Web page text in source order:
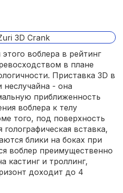
воблера в рейтинг
в плане
Приставка 3D в
неслучайна - она
приближенность
воблера к телу
того, под поверхность
вставка,
блики на боках при
воблер преимущественно
кастинг и троллинг,
доходит до 4